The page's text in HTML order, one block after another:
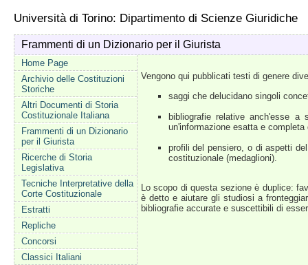
Università di Torino: Dipartimento di Scienze Giuridiche
Frammenti di un Dizionario per il Giurista
Home Page
Archivio delle Costituzioni
Storiche
Altri Documenti di Storia
Costituzionale Italiana
Frammenti di un Dizionario
per il Giurista
Ricerche di Storia
Legislativa
Tecniche Interpretative della
Corte Costituzionale
Estratti
Repliche
Concorsi
Classici Italiani
Vengono qui pubblicati testi di genere
saggi che delucidano singoli
bibliografie relative anch'esse a
un'informazione esatta e
profili del pensiero, o di aspetti
costituzionale (medaglioni).
Lo scopo di questa sezione è duplice:
è detto e aiutare gli studiosi a
bibliografie accurate e suscettibili di